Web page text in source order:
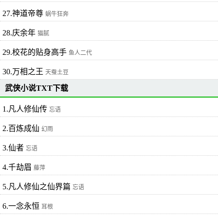
27.神道帝尊 蜗牛狂奔
28.庆余年 猫腻
29.校花的贴身高手 鱼人二代
30.万相之王 天蚕土豆
武侠小说TXT下载
1.凡人修仙传 忘语
2.百炼成仙 幻雨
3.仙者 忘语
4.千劫眉 藤萍
5.凡人修仙之仙界篇 忘语
6.一念永恒 耳根